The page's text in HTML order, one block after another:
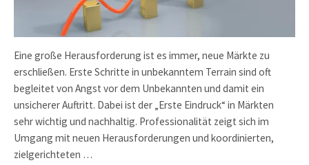
Eine große Herausforderung ist es immer, neue Märkte zu
erschließen. Erste Schritte in unbekanntem Terrain sind oft
begleitet von Angst vor dem Unbekannten und damit ein
unsicherer Auftritt. Dabei ist der „Erste Eindruck“ in Märkten
sehr wichtig und nachhaltig. Professionalität zeigt sich im
Umgang mit neuen Herausforderungen und koordinierten,
zielgerichteten …